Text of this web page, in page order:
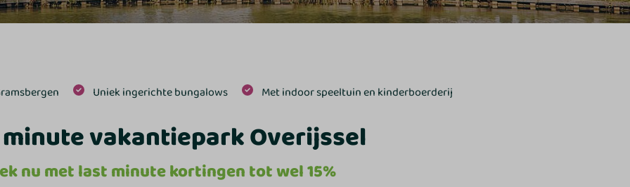
Uniek ingerichte bungalows Met indoor speeltuin en kinderboerderij
vakantiepark Overijssel
nu met last minute kortingen tot wel 15%